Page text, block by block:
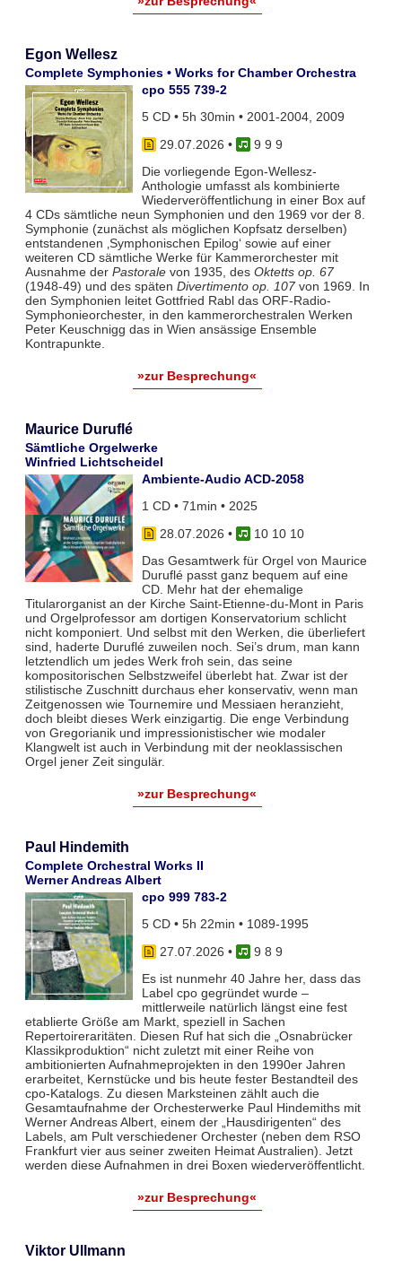
Egon Wellesz
Complete Symphonies • Works for Chamber Orchestra
cpo 555 739-2
5 CD • 5h 30min • 2001-2004, 2009
29.07.2026 •
9 9 9
Die vorliegende Egon-Wellesz-
Anthologie umfasst als kombinierte
Wiederveröffentlichung in einer Box auf
4 CDs sämtliche neun Symphonien und den 1969 vor der 8.
Symphonie (zunächst als möglichen Kopfsatz derselben)
entstandenen ‚Symphonischen Epilog‘ sowie auf einer
weiteren CD sämtliche Werke für Kammerorchester mit
Ausnahme der Pastoralevon 1935, des Oktetts op. 67
(1948-49) und des späten Divertimento op. 107von 1969. In
den Symphonien leitet Gottfried Rabl das ORF-Radio-
Symphonieorchester, in den kammerorchestralen Werken
Peter Keuschnigg das in Wien ansässige Ensemble
Kontrapunkte.
»zur Besprechung«
Maurice Duruflé
Sämtliche Orgelwerke
Winfried Lichtscheidel
Ambiente-Audio ACD-2058
1 CD • 71min • 2025
28.07.2026 •
10 10 10
Das Gesamtwerk für Orgel von Maurice
Duruflé passt ganz bequem auf eine
CD. Mehr hat der ehemalige
Titularorganist an der Kirche Saint-Etienne-du-Mont in Paris
und Orgelprofessor am dortigen Konservatorium schlicht
nicht komponiert. Und selbst mit den Werken, die überliefert
sind, haderte Duruflé zuweilen noch. Sei’s drum, man kann
letztendlich um jedes Werk froh sein, das seine
kompositorischen Selbstzweifel überlebt hat. Zwar ist der
stilistische Zuschnitt durchaus eher konservativ, wenn man
Zeitgenossen wie Tournemire und Messiaen heranzieht,
doch bleibt dieses Werk einzigartig. Die enge Verbindung
von Gregorianik und impressionistischer wie modaler
Klangwelt ist auch in Verbindung mit der neoklassischen
Orgel jener Zeit singulär.
»zur Besprechung«
Paul Hindemith
Complete Orchestral Works II
Werner Andreas Albert
cpo 999 783-2
5 CD • 5h 22min • 1089-1995
27.07.2026 •
9 8 9
Es ist nunmehr 40 Jahre her, dass das
Label cpo gegründet wurde –
mittlerweile natürlich längst eine fest
etablierte Größe am Markt, speziell in Sachen
Repertoireraritäten. Diesen Ruf hat sich die „Osnabrücker
Klassikproduktion“ nicht zuletzt mit einer Reihe von
ambitionierten Aufnahmeprojekten in den 1990er Jahren
erarbeitet, Kernstücke und bis heute fester Bestandteil des
cpo-Katalogs. Zu diesen Marksteinen zählt auch die
Gesamtaufnahme der Orchesterwerke Paul Hindemiths mit
Werner Andreas Albert, einem der „Hausdirigenten“ des
Labels, am Pult verschiedener Orchester (neben dem RSO
Frankfurt vier aus seiner zweiten Heimat Australien). Jetzt
werden diese Aufnahmen in drei Boxen wiederveröffentlicht.
»zur Besprechung«
Viktor Ullmann